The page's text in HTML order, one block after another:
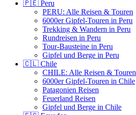
🇵🇪 Peru
PERU: Alle Reisen & Touren
6000er Gipfel-Touren in Peru
Trekking & Wandern in Peru
Rundreisen in Peru
Tour-Bausteine in Peru
Gipfel und Berge in Peru
🇨🇱 Chile
CHILE: Alle Reisen & Touren
6000er Gipfel-Touren in Chile
Patagonien Reisen
Feuerland Reisen
Gipfel und Berge in Chile